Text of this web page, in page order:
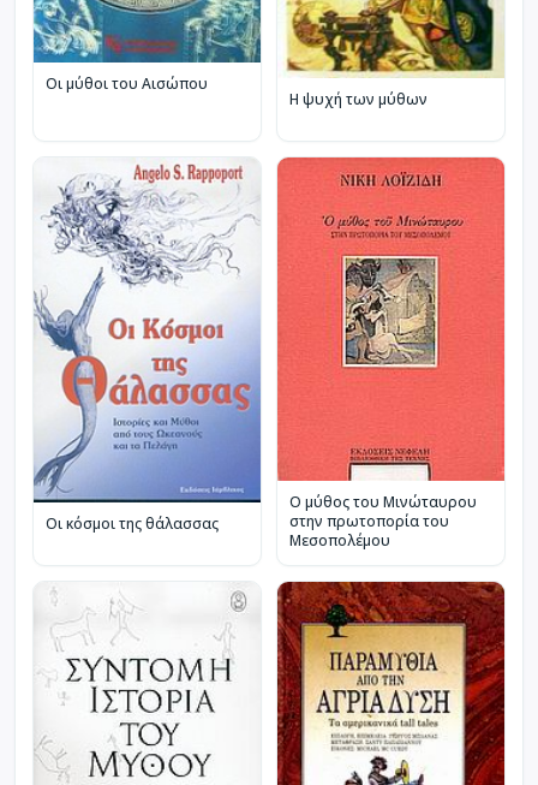
Οι μύθοι του Αισώπου
Η ψυχή των μύθων
Οι κόσμοι της θάλασσας
Ο μύθος του Μινώταυρου
στην πρωτοπορία του
Μεσοπολέμου